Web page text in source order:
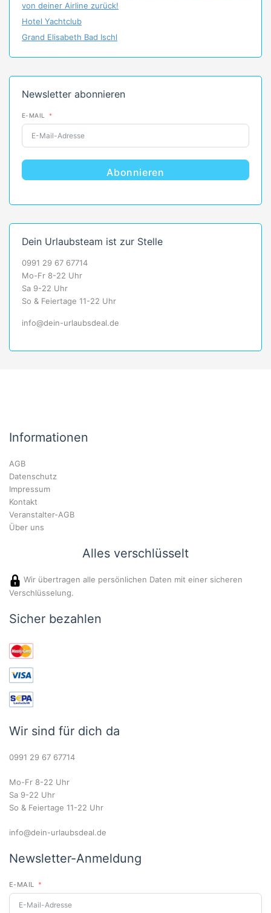
von deiner Airline zurück!
Hotel Yachtclub
Grand Elisabeth Bad Ischl
Newsletter abonnieren
E-MAIL
Abonnieren
Dein Urlaubsteam ist zur Stelle
0991 29 67 67714
Mo-Fr 8-22 Uhr
Sa 9-22 Uhr
So & Feiertage 11-22 Uhr
info@dein-urlaubsdeal.de
Informationen
AGB
Datenschutz
Impressum
Kontakt
Veranstalter-AGB
Über uns
Alles verschlüsselt
Wir übertragen alle persönlichen Daten mit einer sicheren
Verschlüsselung.
Sicher bezahlen
Wir sind für dich da
0991 29 67 67714
Mo-Fr 8-22 Uhr
Sa 9-22 Uhr
So & Feiertage 11-22 Uhr
info@dein-urlaubsdeal.de
Newsletter-Anmeldung
E-MAIL